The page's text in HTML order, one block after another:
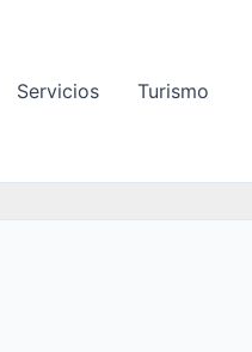
Servicios Turismo